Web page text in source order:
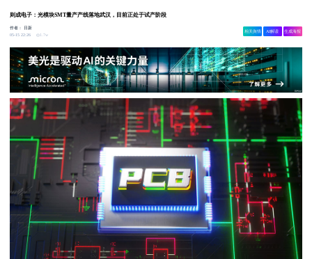
则成电子：光模块SMT量产产线落地武汉，目前正处于试产阶段
作者：
日新
05-15 22:26
1.7w
相关舆情 AI解读 生成海报